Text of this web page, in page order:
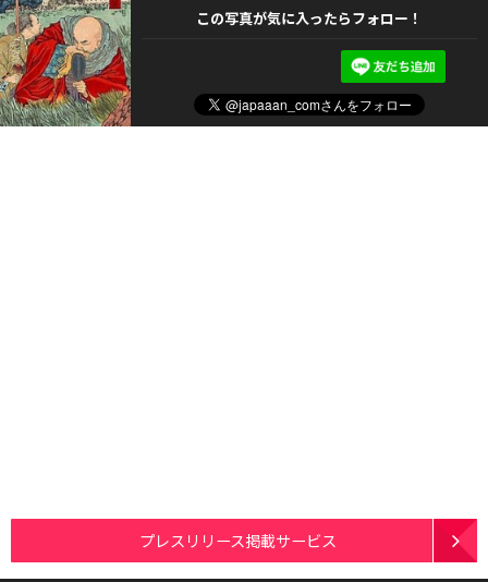
この写真が気に入ったらフォロー！
プレスリリース掲載サービス